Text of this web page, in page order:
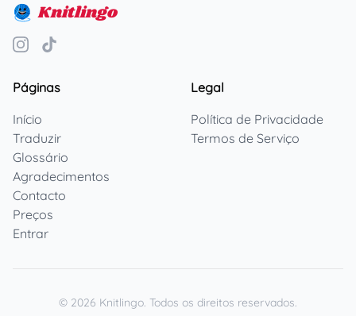
Knitlingo
Páginas
Início
Traduzir
Glossário
Agradecimentos
Contacto
Preços
Entrar
Legal
Política de Privacidade
Termos de Serviço
© 2026 Knitlingo. Todos os direitos reservados.